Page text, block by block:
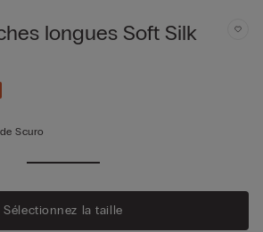
longues Soft Silk
Scuro
Sélectionnez la taille